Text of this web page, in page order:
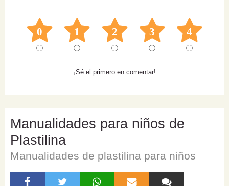
0 1 2 3 4
¡Sé el primero en comentar!
Manualidades para niños de
Plastilina
Manualidades de plastilina para niños